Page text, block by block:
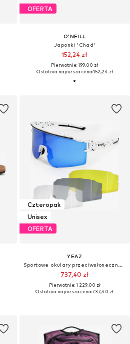
OFERTA
O'NEILL
Japonki 'Chad'
152,24 zł
Pierwotnie: 199,00 zł
Ostatnia najniższa cena:152,24 zł
Czteropak
Unisex
OFERTA
YEAZ
Sportowe okulary przeciwsłoneczne 'Sunthrill'
737,40 zł
Pierwotnie: 1 229,00 zł
Ostatnia najniższa cena:737,40 zł